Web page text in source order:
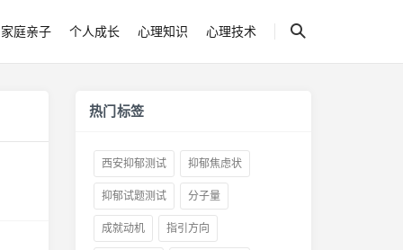
家庭亲子 个人成长 心理知识 心理技术
热门标签
西安抑郁测试 抑郁焦虑状
抑郁试题测试 分子量
成就动机 指引方向